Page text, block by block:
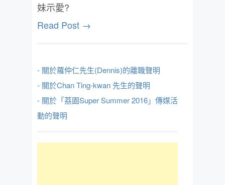
妹示愛?
Read Post →
- 關於羅仲仁先生(Dennis)的離職聲明
- 關於Chan Ting-kwan 先生的聲明
- 關於「荔園Super Summer 2016」傳媒活
動的聲明